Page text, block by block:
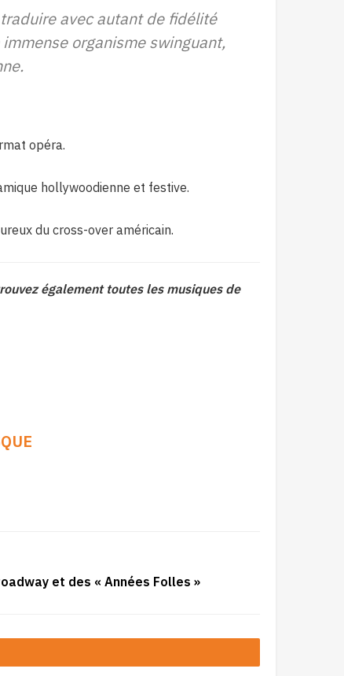
avec autant de fidélité
organisme swinguant,
opéra.
hollywoodienne et festive.
du cross-over américain.
également toutes les musiques de
et des « Années Folles »